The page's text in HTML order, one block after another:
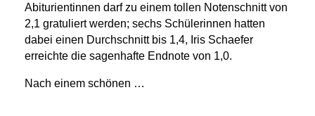
Abiturientinnen darf zu einem tollen Notenschnitt von
2,1 gratuliert werden; sechs Schülerinnen hatten
dabei einen Durchschnitt bis 1,4, Iris Schaefer
erreichte die sagenhafte Endnote von 1,0.
Nach einem schönen …